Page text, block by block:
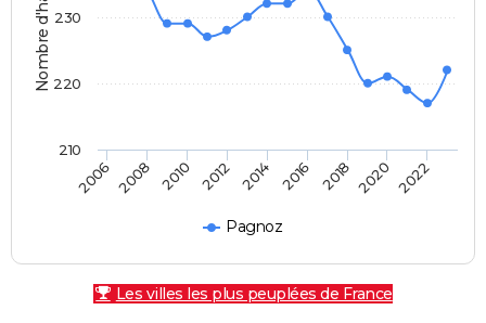
Pagnoz
2006 2008 2010 2012 2014 2016 2018 2020 2022
210
220
230
Les villes les plus peuplées de France